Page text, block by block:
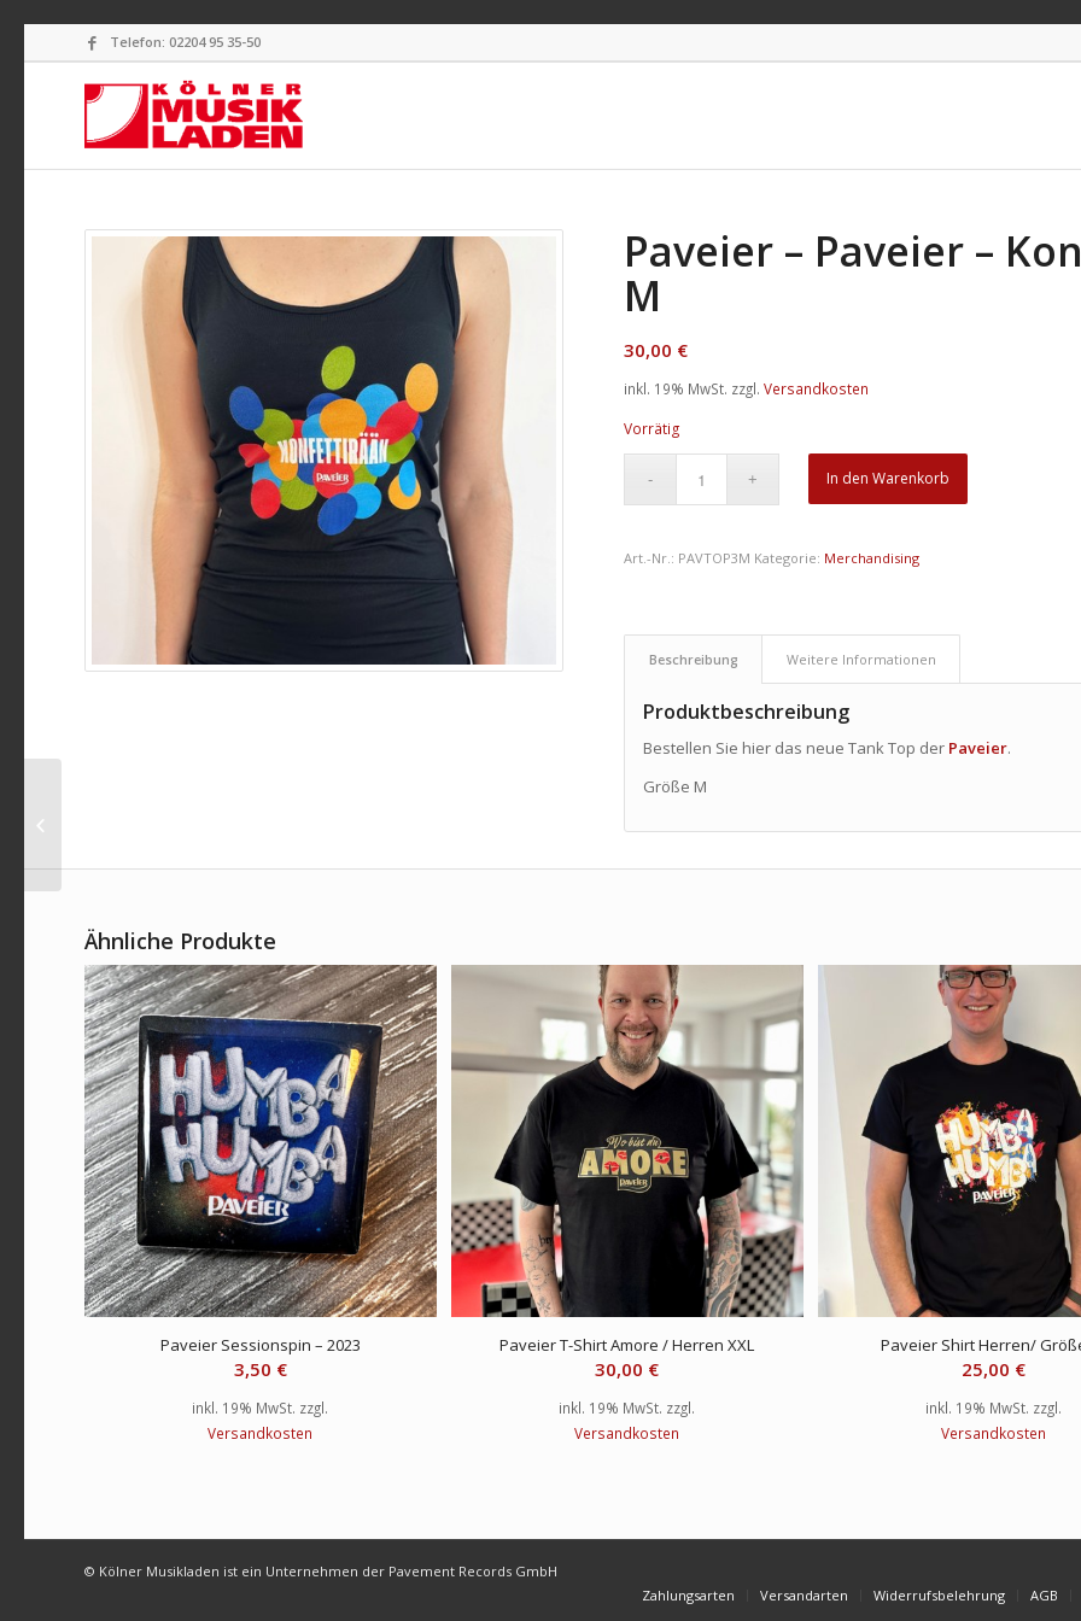
Telefon: 02204 95 35-50
Paveier – Paveier –
M
30,00 €
inkl. 19% MwSt. zzgl.Versandkosten
Vorrätig
In den Warenkorb
Art.-Nr.: PAVTOP3M Kategorie: Merchandising
Beschreibung Weitere Informationen
Produktbeschreibung
Bestellen Sie hier das neue Tank Top der Paveier.
Größe M
Ähnliche Produkte
Paveier Sessionspin – 2023
3,50 €
inkl. 19% MwSt. zzgl.
Versandkosten
Paveier T-Shirt Amore / Herren XXL
30,00 €
inkl. 19% MwSt. zzgl.
Versandkosten
Paveier Shirt Herren/
25,00 €
inkl. 19% MwSt. zzgl.
Versandkosten
© Kölner Musikladen ist ein Unternehmen der Pavement Records GmbH
Zahlungsarten
Versandarten Widerrufsbelehrung AGB